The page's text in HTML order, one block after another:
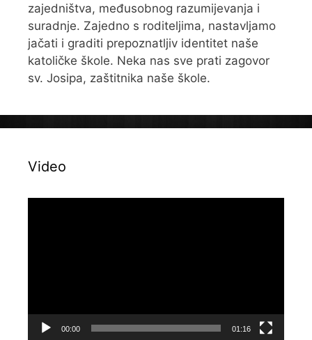
zajedništva, međusobnog razumijevanja i
suradnje. Zajedno s roditeljima, nastavljamo
jačati i graditi prepoznatljiv identitet naše
katoličke škole. Neka nas sve prati zagovor
sv. Josipa, zaštitnika naše škole.
Video
00:00 01:16